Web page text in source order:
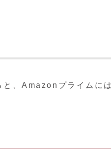
と、Amazonプライムには